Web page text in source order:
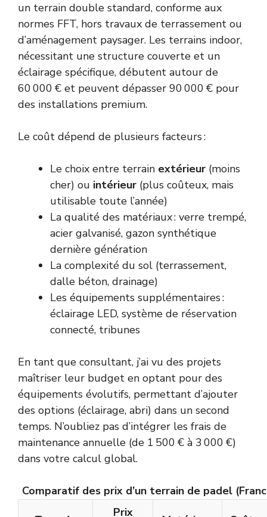
un terrain double standard, conforme aux
normes FFT, hors travaux de terrassement ou
d’aménagement paysager. Les terrains indoor,
nécessitant une structure couverte et un
éclairage spécifique, débutent autour de
60 000 € et peuvent dépasser 90 000 € pour
des installations premium.
Le coût dépend de plusieurs facteurs :
Le choix entre terrain extérieur (moins
cher) ou intérieur (plus coûteux, mais
utilisable toute l’année)
La qualité des matériaux : verre trempé,
acier galvanisé, gazon synthétique
dernière génération
La complexité du sol (terrassement,
dalle béton, drainage)
Les équipements supplémentaires :
éclairage LED, système de réservation
connecté, tribunes
En tant que consultant, j’ai vu des projets
maîtriser leur budget en optant pour des
équipements évolutifs, permettant d’ajouter
des options (éclairage, abri) dans un second
temps. N’oubliez pas d’intégrer les frais de
maintenance annuelle (de 1 500 € à 3 000 €)
dans votre calcul global.
Comparatif des prix d’un terrain de padel
Prix